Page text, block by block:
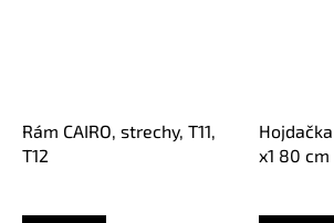
Rám CAIRO, strechy, T11,
T12
x1 80 cm